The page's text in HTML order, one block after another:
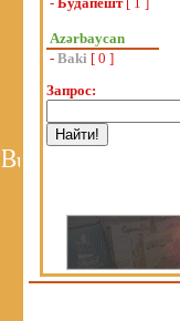
Azərbaycan
- Baki [ 0 ]
Запрос: